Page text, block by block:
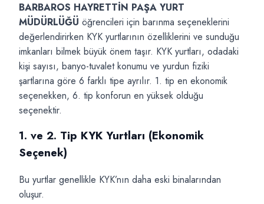
BARBAROS HAYRETTİN PAŞA YURT
MÜDÜRLÜĞÜ öğrencileri için barınma seçeneklerini
değerlendirirken KYK yurtlarının özelliklerini ve sunduğu
imkanları bilmek büyük önem taşır. KYK yurtları, odadaki
kişi sayısı, banyo-tuvalet konumu ve yurdun fiziki
şartlarına göre 6 farklı tipe ayrılır. 1. tip en ekonomik
seçenekken, 6. tip konforun en yüksek olduğu
seçenektir.
1. ve 2. Tip KYK Yurtları (Ekonomik
Seçenek)
Bu yurtlar genellikle KYK’nın daha eski binalarından
oluşur.